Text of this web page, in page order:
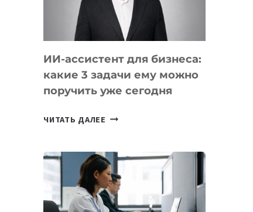
ОБРАЗОВАНИЕ
ТАДЖИКИСТАНА
ИИ-ассистент для бизнеса:
какие 3 задачи ему можно
поручить уже сегодня
ЧИТАТЬ ДАЛЕЕ ИИ-
БИЗНЕСА:
КАКИЕ
3
ЗАДАЧИ